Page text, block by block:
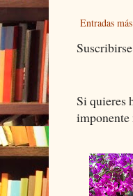
Entradas
Si quieres
imponente